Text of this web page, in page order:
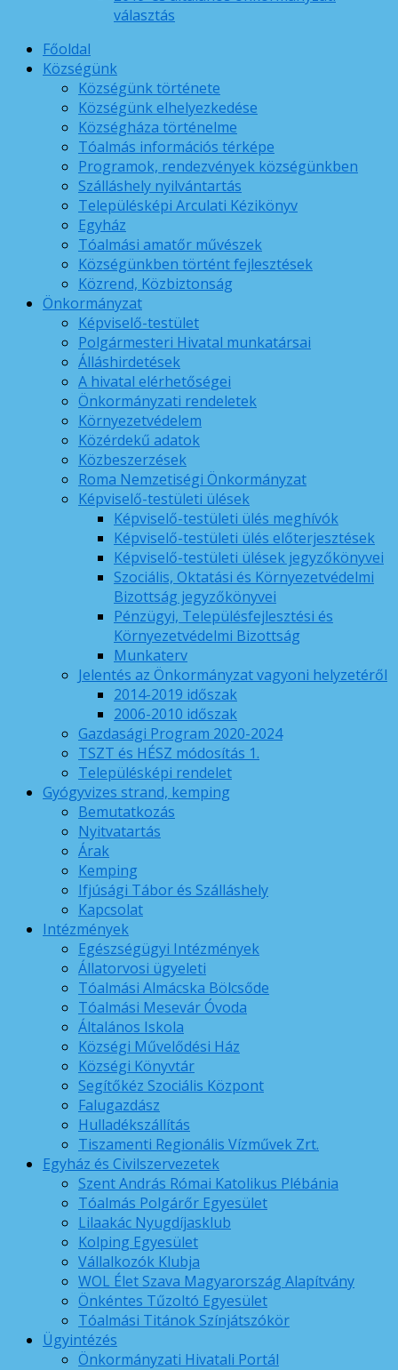
választás
Főoldal
Községünk
Községünk története
Községünk elhelyezkedése
Községháza történelme
Tóalmás információs térképe
Programok, rendezvények községünkben
Szálláshely nyilvántartás
Településképi Arculati Kézikönyv
Egyház
Tóalmási amatőr művészek
Községünkben történt fejlesztések
Közrend, Közbiztonság
Önkormányzat
Képviselő-testület
Polgármesteri Hivatal munkatársai
Álláshirdetések
A hivatal elérhetőségei
Önkormányzati rendeletek
Környezetvédelem
Közérdekű adatok
Közbeszerzések
Roma Nemzetiségi Önkormányzat
Képviselő-testületi ülések
Képviselő-testületi ülés meghívók
Képviselő-testületi ülés előterjesztések
Képviselő-testületi ülések jegyzőkönyvei
Szociális, Oktatási és Környezetvédelmi
Bizottság jegyzőkönyvei
Pénzügyi, Településfejlesztési és
Környezetvédelmi Bizottság
Munkaterv
Jelentés az Önkormányzat vagyoni helyzetéről
2014-2019 időszak
2006-2010 időszak
Gazdasági Program 2020-2024
TSZT és HÉSZ módosítás 1.
Településképi rendelet
Gyógyvizes strand, kemping
Bemutatkozás
Nyitvatartás
Árak
Kemping
Ifjúsági Tábor és Szálláshely
Kapcsolat
Intézmények
Egészségügyi Intézmények
Állatorvosi ügyeleti
Tóalmási Almácska Bölcsőde
Tóalmási Mesevár Óvoda
Általános Iskola
Községi Művelődési Ház
Községi Könyvtár
Segítőkéz Szociális Központ
Falugazdász
Hulladékszállítás
Tiszamenti Regionális Vízművek Zrt.
Egyház és Civilszervezetek
Szent András Római Katolikus Plébánia
Tóalmás Polgárőr Egyesület
Lilaakác Nyugdíjasklub
Kolping Egyesület
Vállalkozók Klubja
WOL Élet Szava Magyarország Alapítvány
Önkéntes Tűzoltó Egyesület
Tóalmási Titánok Színjátszókör
Ügyintézés
Önkormányzati Hivatali Portál